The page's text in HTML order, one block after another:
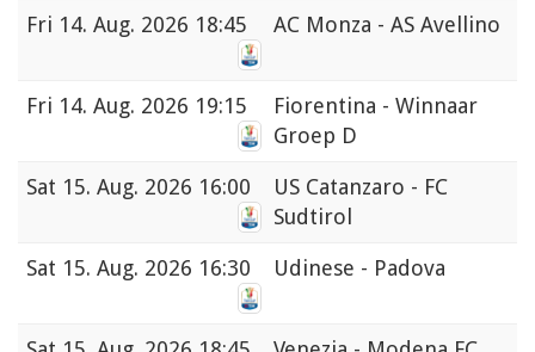
Fri 14. Aug. 2026 18:45 AC Monza - AS Avellino
Fri 14. Aug. 2026 19:15
Fiorentina - Winnaar
Groep D
Sat 15. Aug. 2026 16:00
US Catanzaro - FC
Sudtirol
Sat 15. Aug. 2026 16:30 Udinese - Padova